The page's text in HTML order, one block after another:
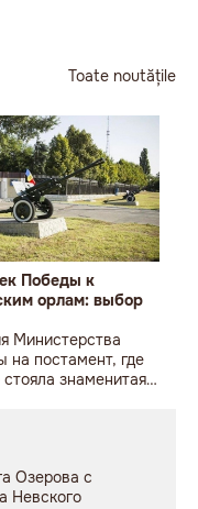
Toate noutățile
Победы к
орлам: выбор
Министерства
на постамент, где
знаменитая
Озерова с
Невского